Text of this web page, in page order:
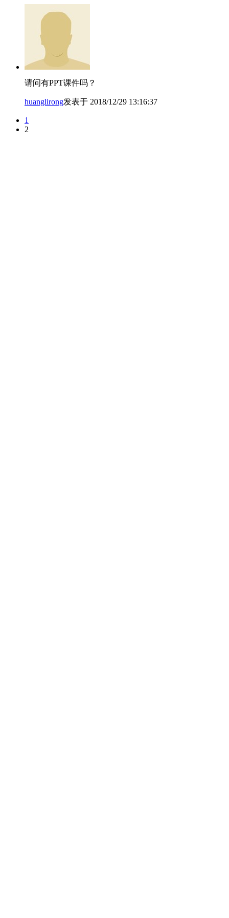
请问有PPT课件吗？
huanglirong发表于 2018/12/29 13:16:37
1
2